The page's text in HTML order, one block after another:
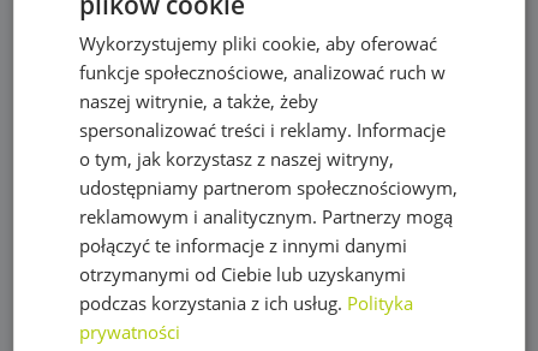
Pompy
Pompy IBO
Pompy Omnigena
Sterowniki i akcesoria do pomp
Regulatory ciśnienia
Rury PE
Siatki na krety, Akcesoria
Akcesoria do siatek
Wykorzystujemy pliki cookie, aby oferować
funkcje społecznościowe, analizować ruch w
naszej witrynie, a także, żeby
spersonalizować treści i reklamy. Informacje
o tym, jak korzystasz z naszej witryny,
udostępniamy partnerom społecznościowym,
reklamowym i analitycznym. Partnerzy mogą
połączyć te informacje z innymi danymi
otrzymanymi od Ciebie lub uzyskanymi
podczas korzystania z ich usług. Polityka
prywatności